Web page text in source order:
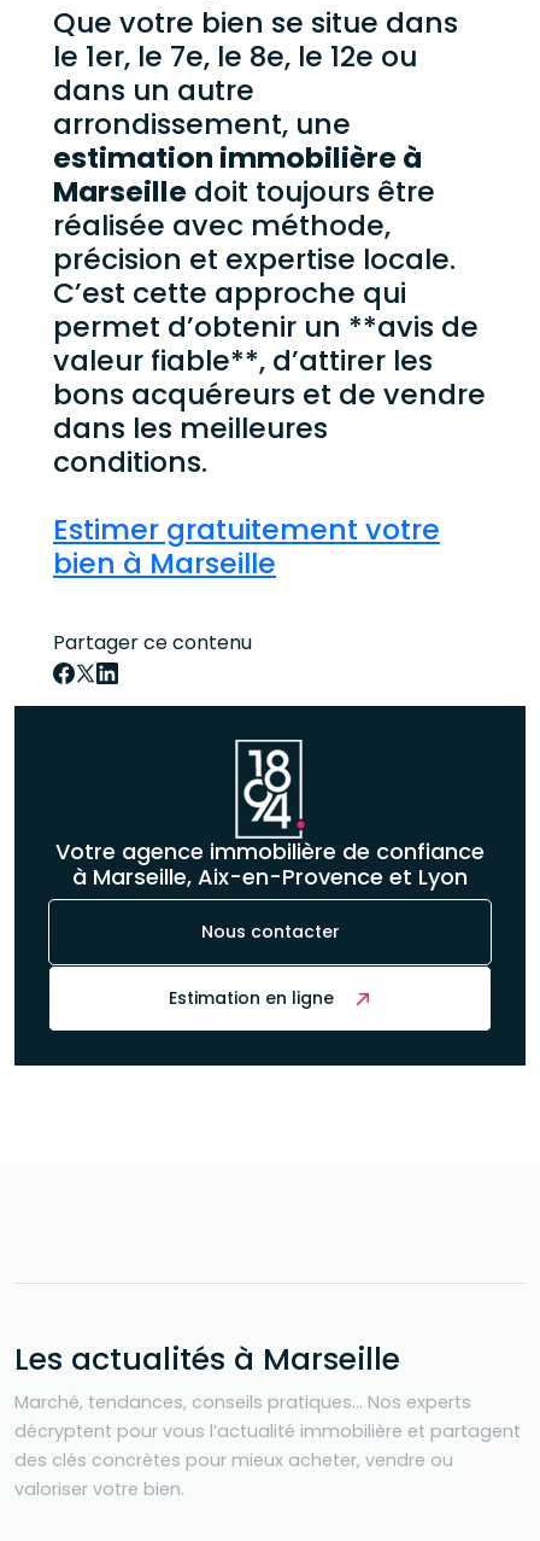
Que votre bien se situe dans
le 1er, le 7e, le 8e, le 12e ou
dans un autre
arrondissement, une
estimation immobilière à
Marseille doit toujours être
réalisée avec méthode,
précision et expertise locale.
C’est cette approche qui
permet d’obtenir un **avis de
valeur fiable**, d’attirer les
bons acquéreurs et de vendre
dans les meilleures
conditions.
Estimer gratuitement votre
bien à Marseille
Partager ce contenu
Votre agence immobilière de confiance
à Marseille, Aix-en-Provence et Lyon
Nous contacter
Estimation en ligne
Les actualités à Marseille
Marché, tendances, conseils pratiques… Nos experts
décryptent pour vous l’actualité immobilière et partagent
des clés concrètes pour mieux acheter, vendre ou
valoriser votre bien.